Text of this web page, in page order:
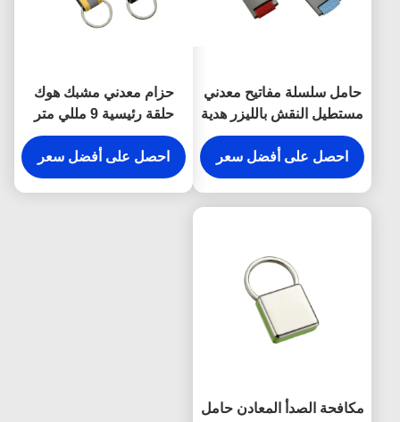
حامل سلسلة مفاتيح معدني
مستطيل النقش بالليزر هدية
تذكارية من القماش
احصل على أفضل سعر
حزام معدني مشبك هوك
حلقة رئيسية 9 مللي متر
سمك مشرق قماش مفتاح
حامل هدايا تذكارية
احصل على أفضل سعر
مكافحة الصدأ المعادن حامل